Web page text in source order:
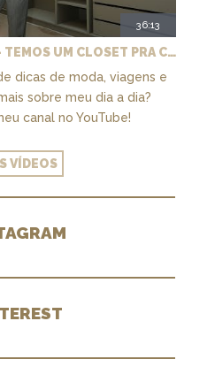
36:13
EP. 6: A SAGA DA CASA - TEMOS UM CLOSET PRA CHAMAR DE NOSSO + MARCENARIA E PAISAGISMO
dicas de moda, viagens e
sobre meu dia a dia?
canal no YouTube!
VÍDEOS